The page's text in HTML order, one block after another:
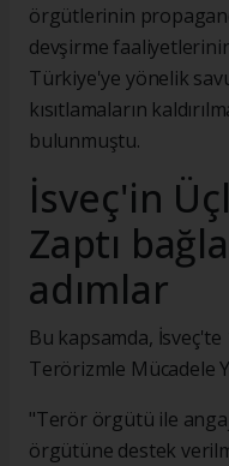
örgütlerinin
devşirme
Türkiye'ye yönelik
kısıtlamaların
bulunmuştu.
İsveç'in
Zaptı
adımlar
Bu kapsamda,
Terörizmle Mücadele
"Terör örgütü ile
örgütüne destek